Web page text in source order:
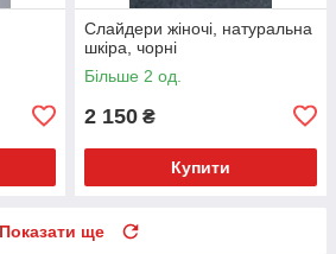
Слайдери жіночі, натуральна
шкіра, чорні
Більше 2 од.
2 150 ₴
Купити
Показати ще